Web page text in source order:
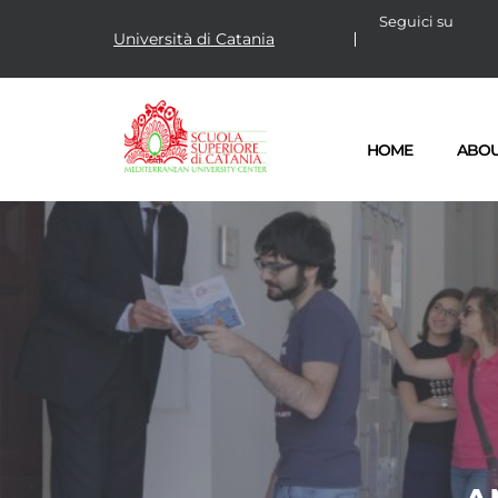
Università di Catania
Seguici su
HOME